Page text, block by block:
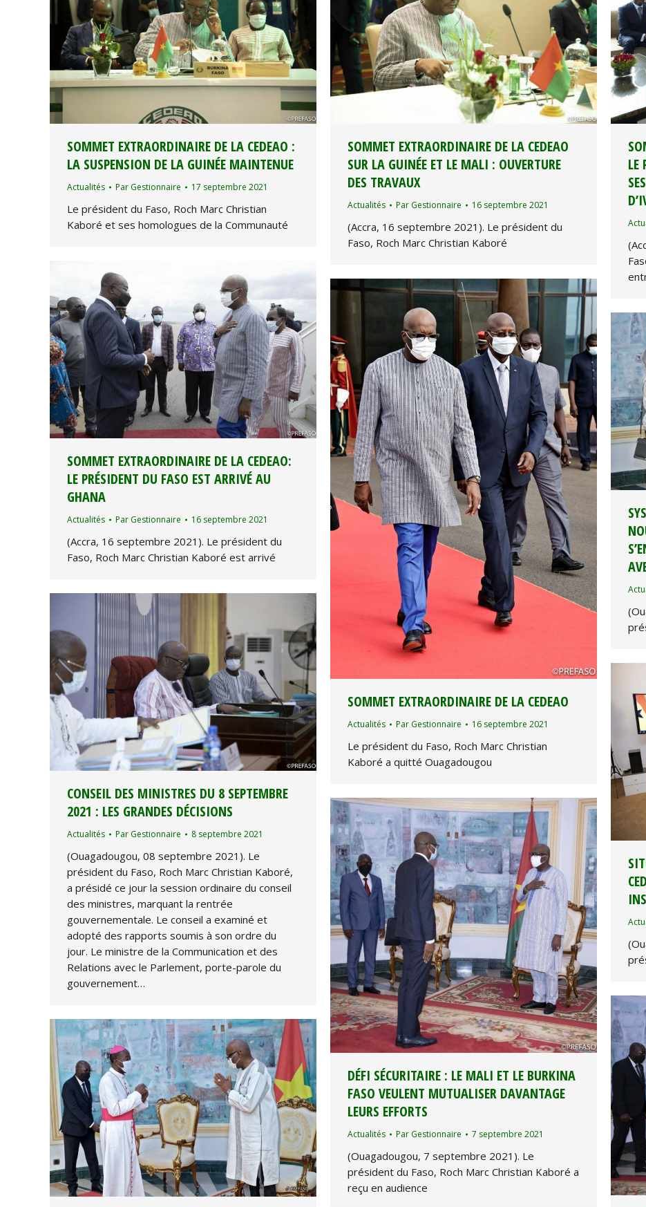
SOMMET EXTRAORDINAIRE DE LA CEDEAO :
LA SUSPENSION DE LA GUINÉE MAINTENUE
Actualités Par Gestionnaire 17 septembre 2021
Le président du Faso, Roch Marc Christian
Kaboré et ses homologues de la Communauté
SOMMET EXTRAORDINAIRE DE LA CEDEAO
SUR LA GUINÉE ET LE MALI : OUVERTURE
DES TRAVAUX
Actualités Par Gestionnaire 16 septembre 2021
(Accra, 16 septembre 2021). Le président du
Faso, Roch Marc Christian Kaboré
LE
SOMMET EXTRAORDINAIRE DE LA CEDEAO:
LE PRÉSIDENT DU FASO EST ARRIVÉ AU
GHANA
Actualités Par Gestionnaire 16 septembre 2021
(Accra, 16 septembre 2021). Le président du
Faso, Roch Marc Christian Kaboré est arrivé
SOMMET EXTRAORDINAIRE DE LA CEDEAO
Actualités Par Gestionnaire 16 septembre 2021
Le président du Faso, Roch Marc Christian
Kaboré a quitté Ouagadougou
CONSEIL DES MINISTRES DU 8 SEPTEMBRE
2021 : LES GRANDES DÉCISIONS
Actualités Par Gestionnaire 8 septembre 2021
(Ouagadougou, 08 septembre 2021). Le
président du Faso, Roch Marc Christian Kaboré,
a présidé ce jour la session ordinaire du conseil
des ministres, marquant la rentrée
gouvernementale. Le conseil a examiné et
adopté des rapports soumis à son ordre du
jour. Le ministre de la Communication et des
Relations avec le Parlement, porte-parole du
gouvernement…
DÉFI SÉCURITAIRE : LE MALI ET LE BURKINA
FASO VEULENT MUTUALISER DAVANTAGE
LEURS EFFORTS
Actualités Par Gestionnaire 7 septembre 2021
(Ouagadougou, 7 septembre 2021). Le
président du Faso, Roch Marc Christian Kaboré a
reçu en audience